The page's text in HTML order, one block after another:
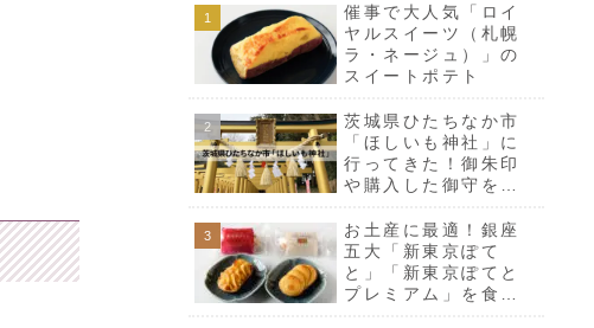
催事で大人気「ロイ
ヤルスイーツ（札幌
ラ・ネージュ）」の
スイートポテト
茨城県ひたちなか市
「ほしいも神社」に
行ってきた！御朱印
や購入した御守をご
お土産に最適！銀座
五大「新東京ぽて
と」「新東京ぽてと
プレミアム」を食べ